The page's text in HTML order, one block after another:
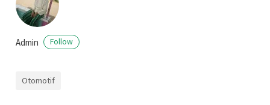
Admin Follow
Otomotif